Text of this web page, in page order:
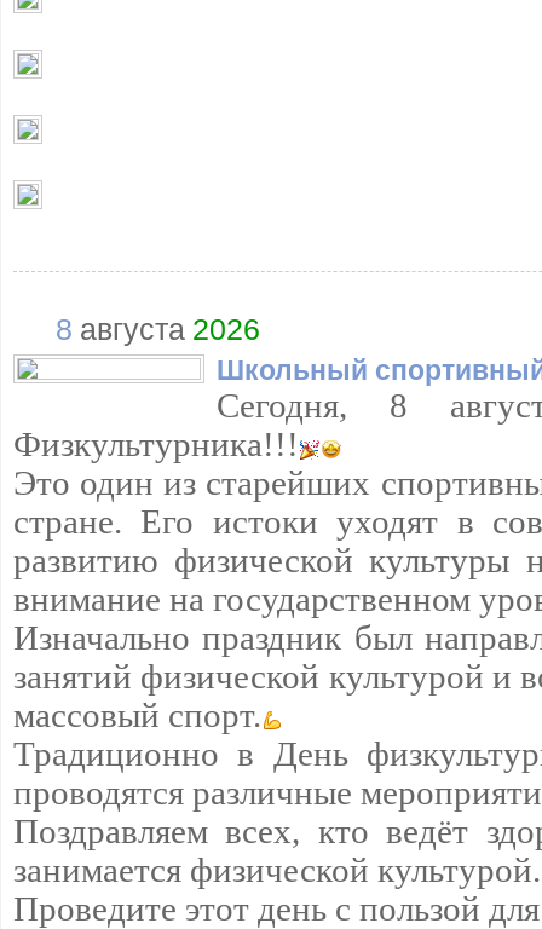
8 августа 2026
Школьный
Сегодня, 8
Физкультурника!!!
Это один из старейших
стране. Его истоки уходят в
развитию физической культуры
внимание на государственном
Изначально праздник был
занятий физической культурой и
массовый спорт.
Традиционно в День
проводятся различные
Поздравляем всех, кто ведёт
занимается физической культурой.
Проведите этот день с пользой